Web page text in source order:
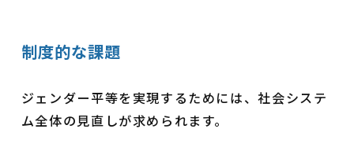
制度的な課題
ジェンダー平等を実現するためには、社会システ
ム全体の見直しが求められます。